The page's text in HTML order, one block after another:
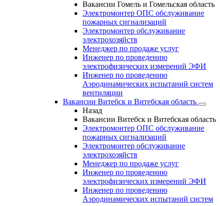
Вакансии Гомель и Гомельская область
Электромонтер ОПС обслуживание
пожарных сигнализаций
Электромонтер обслуживание
электрохозяйств
Менеджер по продаже услуг
Инженер по проведению
электрофизических измерений ЭФИ
Инженер по проведению
Аэродинамических испытаний систем
вентиляции
Вакансии Витебск и Витебская область
Назад
Вакансии Витебск и Витебская область
Электромонтер ОПС обслуживание
пожарных сигнализаций
Электромонтер обслуживание
электрохозяйств
Менеджер по продаже услуг
Инженер по проведению
электрофизических измерений ЭФИ
Инженер по проведению
Аэродинамических испытаний систем